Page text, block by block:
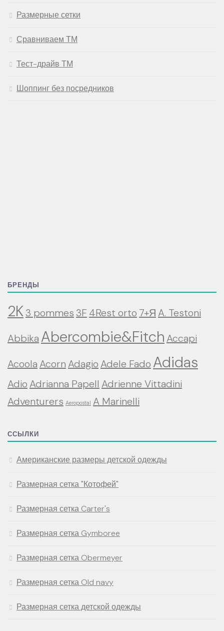
Размерные сетки
Сравниваем ТМ
Тест-драйв ТМ
Шоппинг без посредников
БРЕНДЫ
2K3 pommes3F 4Rest orto 7+Я A. Testoni
Abbika Abercombie&Fitch Accapi
Acoola Acorn Adagio Adele Fado Adidas
Adio Adrianna Papell Adrienne Vittadini
Adventurers Aeropostal A Marinelli
ССЫЛКИ
Американские размеры детской одежды
Размерная сетка "Котофей"
Размерная сетка Carter's
Размерная сетка Gymboree
Размерная сетка Obermeyer
Размерная сетка Old navy
Размерная сетка детской одежды